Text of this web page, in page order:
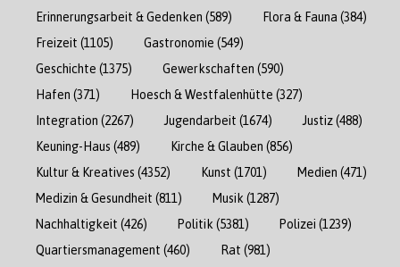
Erinnerungsarbeit & Gedenken (589) Flora & Fauna (384)
Freizeit (1105) Gastronomie (549)
Geschichte (1375) Gewerkschaften (590)
Hafen (371) Hoesch & Westfalenhütte (327)
Integration (2267) Jugendarbeit (1674) Justiz(488)
Keuning-Haus (489) Kirche & Glauben (856)
Kultur & Kreatives (4352) Kunst (1701) Medien (471)
Medizin & Gesundheit (811) Musik (1287)
Nachhaltigkeit (426) Politik (5381) Polizei (1239)
Quartiersmanagement (460) Rat (981)